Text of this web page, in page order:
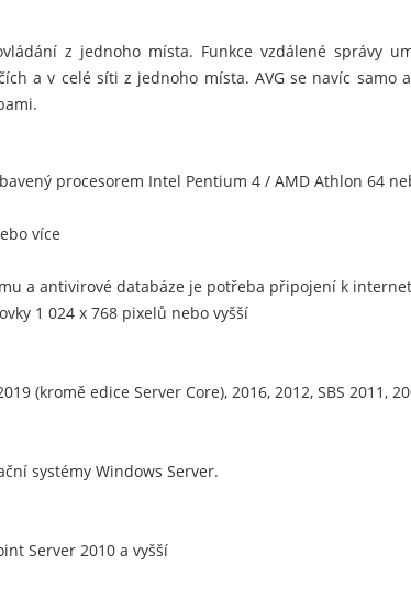
z jednoho místa. Funkce vzdálené správy
a v celé síti z jednoho místa. AVG se navíc samo
procesorem Intel Pentium 4 / AMD Athlon 64
více
a antivirové databáze je potřeba připojení k
1 024 x 768 pixelů nebo vyšší
(kromě edice Server Core), 2016, 2012, SBS 2011,
systémy Windows Server.
Server 2010 a vyšší